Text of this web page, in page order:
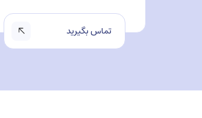
تماس بگیرید